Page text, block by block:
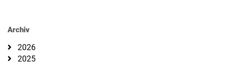
Archiv
2026
2025